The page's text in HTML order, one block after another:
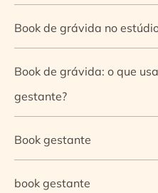
Book de grávida no
Book de grávida: o que
gestante?
Book gestante
book gestante